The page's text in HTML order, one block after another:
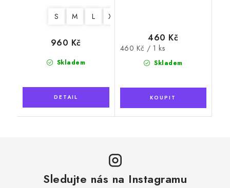
S M L XL
Skladem
960 Kč
Skladem
460 Kč
Měrná
460 Kč / 1 ks
Sledujte nás na Instagramu